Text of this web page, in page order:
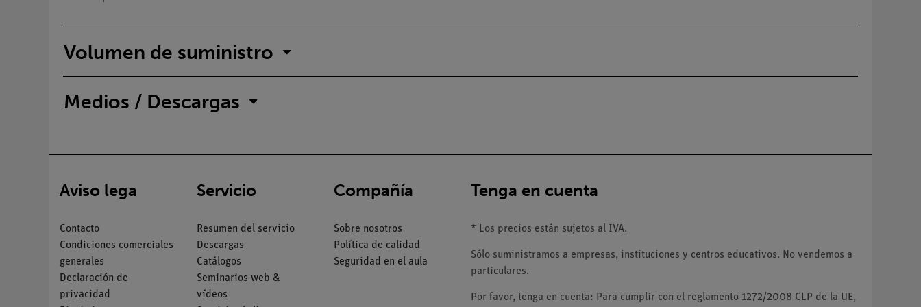
Volumen de suministro
Medios / Descargas
Aviso lega
Contacto
Condiciones comerciales
generales
Declaración de
privacidad
Servicio
Resumen del servicio
Descargas
Catálogos
Seminarios web &
vídeos
Compañía
Sobre nosotros
Política de calidad
Seguridad en el aula
Tenga en cuenta
* Los precios están sujetos al IVA.
Sólo suministramos a empresas, instituciones y centros educativos. No vendemos a
particulares.
Por favor, tenga en cuenta: Para cumplir con el reglamento 1272/2008 CLP de la UE,